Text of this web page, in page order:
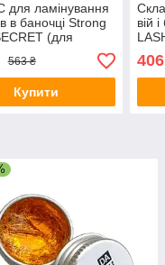
для ламінування
в баночці Strong
(для
і щільних вій) 5
563 ₴
Купити
вій
мл
406